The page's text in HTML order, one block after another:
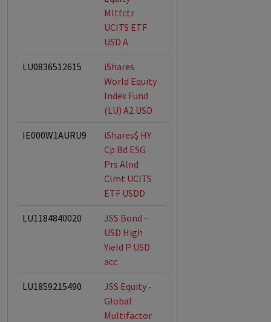
Mltfctr
UCITS ETF
USD A
LU0836512615
iShares
World Equity
Index Fund
(LU) A2 USD
IE000W1AURU9
iShares$ HY
Cp Bd ESG
Prs Alnd
Clmt UCITS
ETF USDD
LU1184840020
JSS Bond -
USD High
Yield P USD
acc
LU1859215490
JSS Equity -
Global
Multifactor